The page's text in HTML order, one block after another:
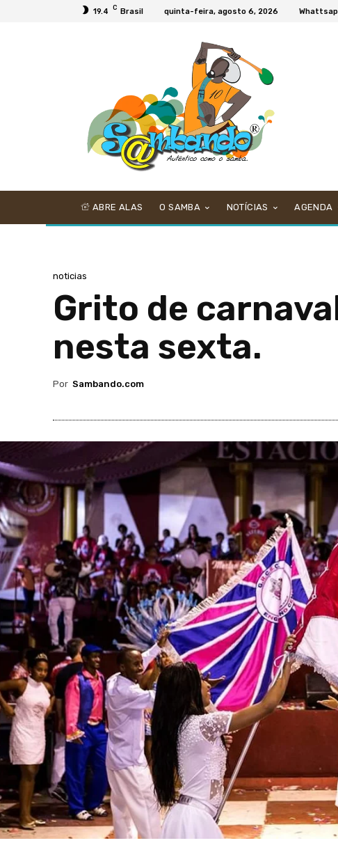
19.4 C Brasil quinta-feira, agosto 6, 2026
ABRE ALAS O SAMBA NOTÍCIAS AGENDA
noticias
Grito de
nesta sexta.
Por Sambando.com